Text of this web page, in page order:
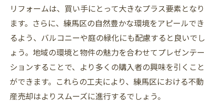
リフォームは、買い手にとって大きなプラス要素となり
ます。さらに、練馬区の自然豊かな環境をアピールでき
るよう、バルコニーや庭の緑化にも配慮すると良いでし
ょう。地域の環境と物件の魅力を合わせてプレゼンテー
ションすることで、より多くの購入者の興味を引くこと
ができます。これらの工夫により、練馬区における不動
産売却はよりスムーズに進行するでしょう。